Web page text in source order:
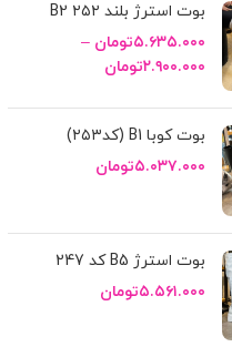
بوت استرژ بلند B2 ۲۵۲
۵.۶۳۵.۰۰۰تومان –
۲.۹۰۰.۰۰۰تومان
بوت کوبا B1 (کد۲۵۳)
۵.۰۳۷.۰۰۰تومان
بوت استرژ B5 کد 247
۵.۵۶۱.۰۰۰تومان